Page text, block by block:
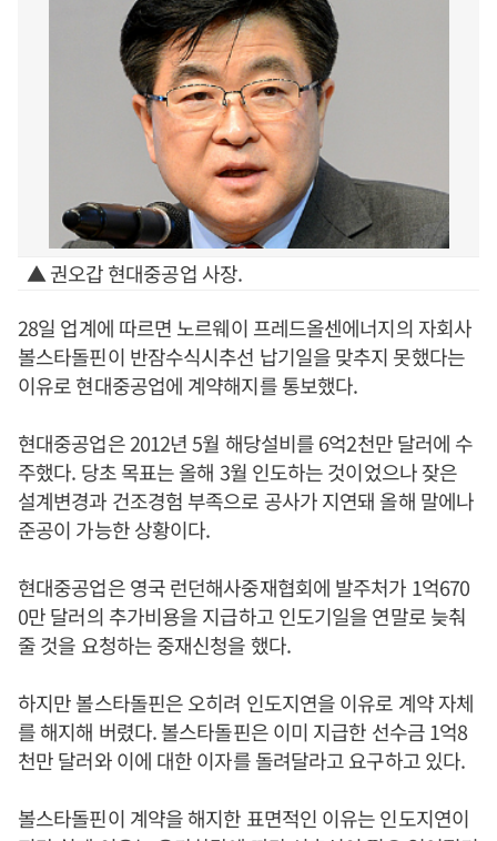
▲ 권오갑 현대중공업 사장.
28일 업계에 따르면 노르웨이 프레드올센에너지의 자회사
볼스타돌핀이 반잠수식시추선 납기일을 맞추지 못했다는
이유로 현대중공업에 계약해지를 통보했다.
현대중공업은 2012년 5월 해당설비를 6억2천만 달러에 수
주했다. 당초 목표는 올해 3월 인도하는 것이었으나 잦은
설계변경과 건조경험 부족으로 공사가 지연돼 올해 말에나
준공이 가능한 상황이다.
현대중공업은 영국 런던해사중재협회에 발주처가 1억670
0만 달러의 추가비용을 지급하고 인도기일을 연말로 늦춰
줄 것을 요청하는 중재신청을 했다.
하지만 볼스타돌핀은 오히려 인도지연을 이유로 계약 자체
를 해지해 버렸다. 볼스타돌핀은 이미 지급한 선수금 1억8
천만 달러와 이에 대한 이자를 돌려달라고 요구하고 있다.
볼스타돌핀이 계약을 해지한 표면적인 이유는 인도지연이